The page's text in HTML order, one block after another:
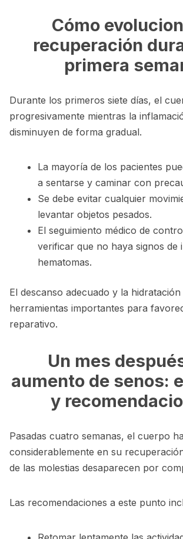
Cómo
recuperación
primera
Durante los primeros siete días, el
progresivamente mientras la
disminuyen de forma gradual.
La mayoría de los pacientes
a sentarse y caminar con
Se debe evitar cualquier
levantar objetos pesados.
El seguimiento médico de
verificar que no haya signos de
hematomas.
El descanso adecuado y la
herramientas importantes para
reparativo.
Un mes
aumento de senos:
y
Pasadas cuatro semanas, el cuerpo
considerablemente en su
de las molestias desaparecen por
Las recomendaciones a este punto